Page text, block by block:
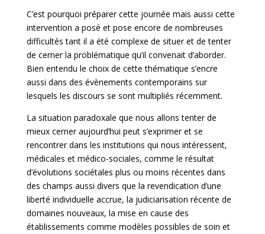
C’est pourquoi préparer cette journée mais aussi cette
intervention a posé et pose encore de nombreuses
difficultés tant il a été complexe de situer et de tenter
de cerner la problématique qu’il convenait d’aborder.
Bien entendu le choix de cette thématique s’encre
aussi dans des évènements contemporains sur
lesquels les discours se sont multipliés récemment.
La situation paradoxale que nous allons tenter de
mieux cerner aujourd’hui peut s’exprimer et se
rencontrer dans les institutions qui nous intéressent,
médicales et médico-sociales, comme le résultat
d’évolutions sociétales plus ou moins récentes dans
des champs aussi divers que la revendication d’une
liberté individuelle accrue, la judiciarisation récente de
domaines nouveaux, la mise en cause des
établissements comme modèles possibles de soin et